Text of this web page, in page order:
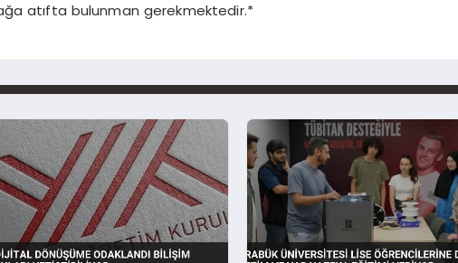
atıfta bulunman gerekmektedir.*